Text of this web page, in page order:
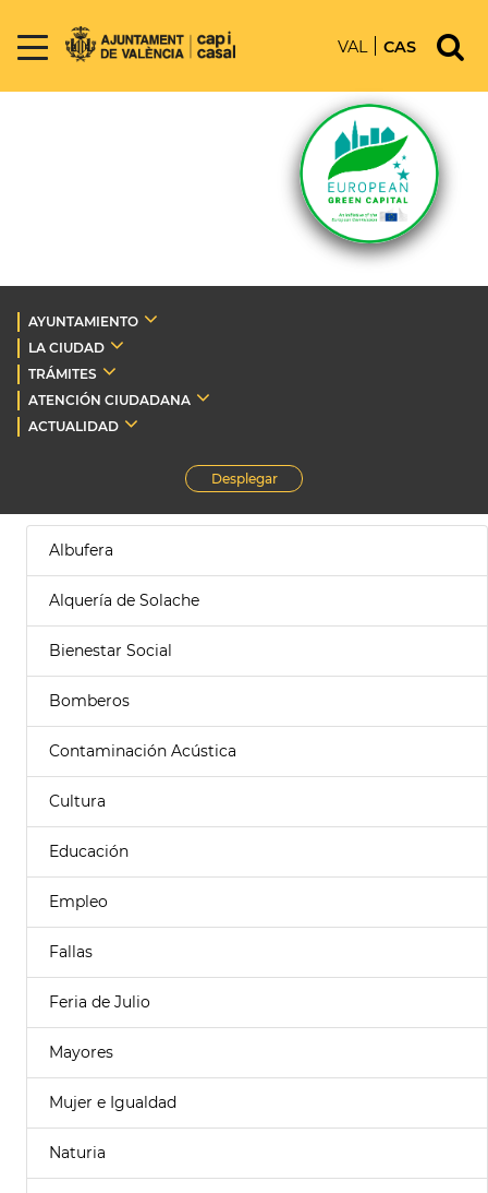
VAL CAS
AYUNTAMIENTO
LA CIUDAD
TRÁMITES
ATENCIÓN CIUDADANA
ACTUALIDAD
Desplegar
Albufera
Alquería de Solache
Bienestar Social
Bomberos
Contaminación Acústica
Cultura
Educación
Empleo
Fallas
Feria de Julio
Mayores
Mujer e Igualdad
Naturia